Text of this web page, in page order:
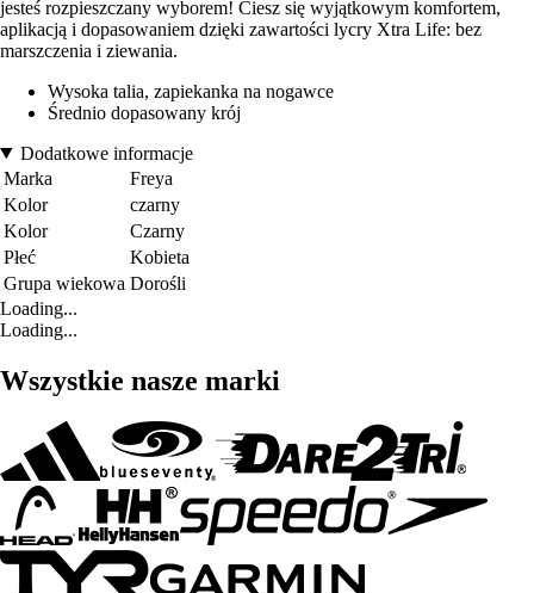
jesteś rozpieszczany wyborem! Ciesz się wyjątkowym komfortem,
aplikacją i dopasowaniem dzięki zawartości lycry Xtra Life: bez
marszczenia i ziewania.
Wysoka talia, zapiekanka na nogawce
Średnio dopasowany krój
Dodatkowe informacje
Marka
Freya
Kolor
czarny
Kolor
Czarny
Płeć
Kobieta
Grupa wiekowa Dorośli
Loading...
Loading...
Wszystkie nasze marki